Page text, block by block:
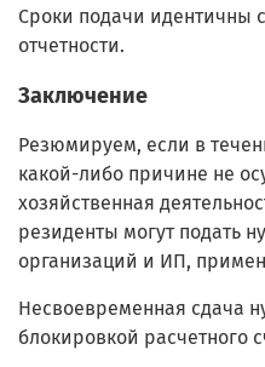
Сроки подачи идентичны
отчетности.
Заключение
Резюмируем, если в
какой-либо причине не
хозяйственная
резиденты могут подать
организаций и ИП,
Несвоевременная сдача
блокировкой расчетного